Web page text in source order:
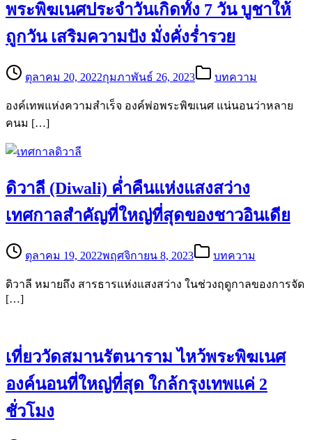
พระพิฆเนศประจำวันเกิดทั้ง 7 วัน บูชาให้
ถูกวัน เสริมความปัง มั่งคั่งร่ำรวย
ตุลาคม 20, 2022กุมภาพันธ์ 26, 2023 บทความ
องค์เทพแห่งความสำเร็จ องค์พ่อพระพิฆเนศ แน่นอนว่าหลาย
คนม […]
ดิวาลี (Diwali) ค่ำคืนแห่งแสงสว่าง
เทศกาลสำคัญที่ใหญ่ที่สุดของชาวอินเดีย
ตุลาคม 19, 2022พฤศจิกายน 8, 2023 บทความ
ดิวาลี หมายถึง สารธารแห่งแสงสว่าง ในช่วงฤดูกาลของการจัด
[…]
เที่ยววัดสมานรัตนาราม ไหว้พระพิฆเนศ
องค์นอนที่ใหญ่ที่สุด ใกล้กรุงเทพแค่ 2
ชั่วโมง